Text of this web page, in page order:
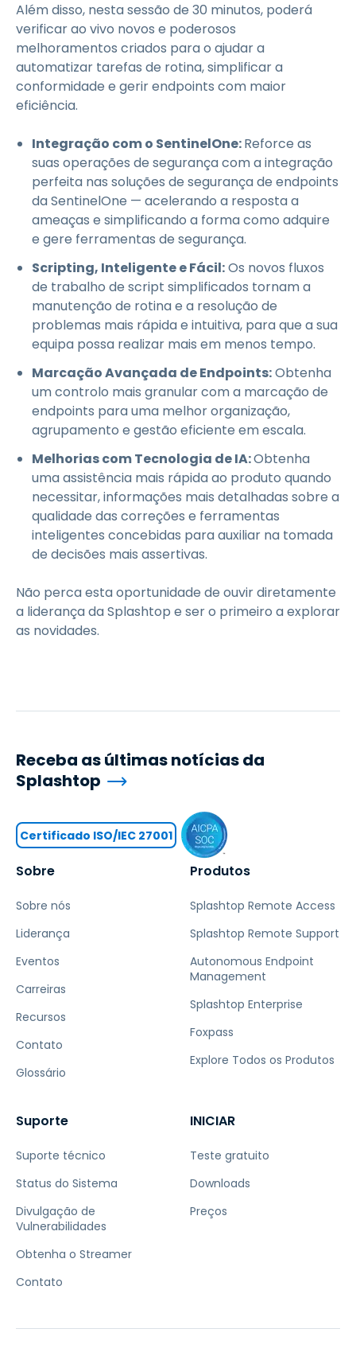
Além disso, nesta sessão de 30 minutos, poderá
verificar ao vivo novos e poderosos
melhoramentos criados para o ajudar a
automatizar tarefas de rotina, simplificar a
conformidade e gerir endpoints com maior
eficiência.
Integração com o SentinelOne:Reforce as
suas operações de segurança com a integração
perfeita nas soluções de segurança de endpoints
da SentinelOne — acelerando a resposta a
ameaças e simplificando a forma como adquire
e gere ferramentas de segurança.
Scripting, Inteligente e Fácil:Os novos fluxos
de trabalho de script simplificados tornam a
manutenção de rotina e a resolução de
problemas mais rápida e intuitiva, para que a sua
equipa possa realizar mais em menos tempo.
Marcação Avançada de Endpoints:Obtenha
um controlo mais granular com a marcação de
endpoints para uma melhor organização,
agrupamento e gestão eficiente em escala.
Melhorias com Tecnologia de IA:Obtenha
uma assistência mais rápida ao produto quando
necessitar, informações mais detalhadas sobre a
qualidade das correções e ferramentas
inteligentes concebidas para auxiliar na tomada
de decisões mais assertivas.
Não perca esta oportunidade de ouvir diretamente
a liderança da Splashtop e ser o primeiro a explorar
as novidades.
Sobre
Sobre nós
Liderança
Eventos
Carreiras
Recursos
Contato
Glossário
Produtos
Splashtop Remote Access
Splashtop Remote Support
Autonomous Endpoint
Management
Splashtop Enterprise
Foxpass
Explore Todos os Produtos
Suporte
Suporte técnico
Status do Sistema
Divulgação de
Vulnerabilidades
Obtenha o Streamer
Contato
INICIAR
Teste gratuito
Downloads
Preços
Receba as últimas notícias da
Splashtop
Certificado ISO/IEC 27001